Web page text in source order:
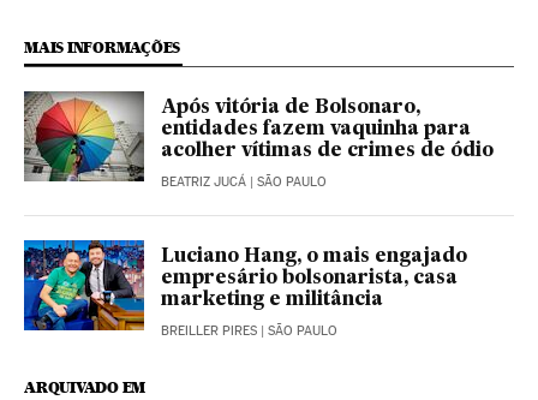
MAIS INFORMAÇÕES
Após vitória de Bolsonaro,
entidades fazem vaquinha para
acolher vítimas de crimes de ódio
BEATRIZ JUCÁ | SÃO PAULO
Luciano Hang, o mais engajado
empresário bolsonarista, casa
marketing e militância
BREILLER PIRES | SÃO PAULO
ARQUIVADO EM